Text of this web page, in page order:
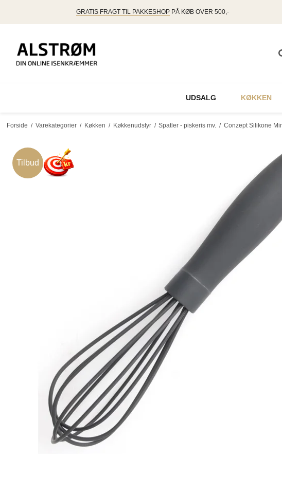
GRATIS FRAGT TIL PAKKESHOPPÅ KØB OVER 500,-
UDSALG KØKKEN
Forside / Varekategorier / Køkken / Køkkenudstyr / Spatler - piskeris mv. / Conzept Silikone
Tilbud